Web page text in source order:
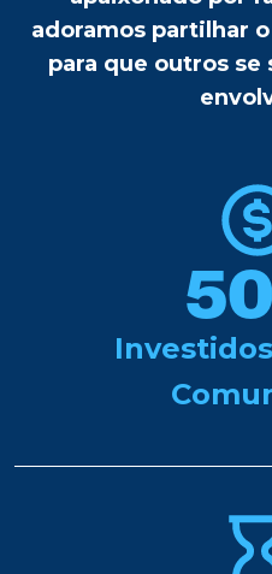
adoramos partilhar
para que outros se